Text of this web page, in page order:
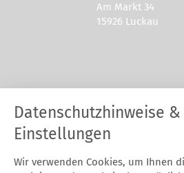
Am Markt 34
15926 Luckau
Tel.: 03544 - 594 0
Fax: 03544 - 2948
E-Mail:stadt@luckau.de
Datenschutzhinweise
Einstellungen
Wir verwenden Cookies, um Ihnen